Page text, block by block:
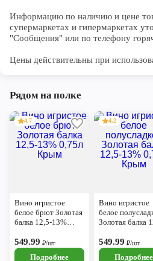
Информацию по наличию и цене
супермаркетах и гипермаркетах
"Сообщения" или по телефону
Цены действительны при
Рядом на полке
4.7
Вино игристое
белое брют Золотая
балка 12,5-13%
549.99 ₽/шт
Подробнее
4.2
Вино игристое
белое
Золотая балка
549.99 ₽/шт
Подробнее